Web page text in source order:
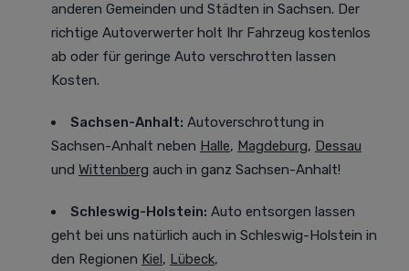
anderen Gemeinden und Städten in Sachsen. Der
richtige Autoverwerter holt Ihr Fahrzeug kostenlos
ab oder für geringe Auto verschrotten lassen
Kosten.
Sachsen-Anhalt: Autoverschrottung in
Sachsen-Anhalt neben Halle, Magdeburg, Dessau
und Wittenberg auch in ganz Sachsen-Anhalt!
Schleswig-Holstein: Auto entsorgen lassen
geht bei uns natürlich auch in Schleswig-Holstein in
den Regionen Kiel, Lübeck,